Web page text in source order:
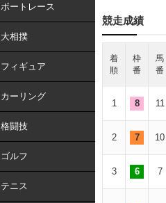
ボートレース
大相撲
フィギュア
カーリング
格闘技
ゴルフ
テニス
競走成績
着
順
枠
番
馬
番
1 8 11
2 7 10
3 6 7